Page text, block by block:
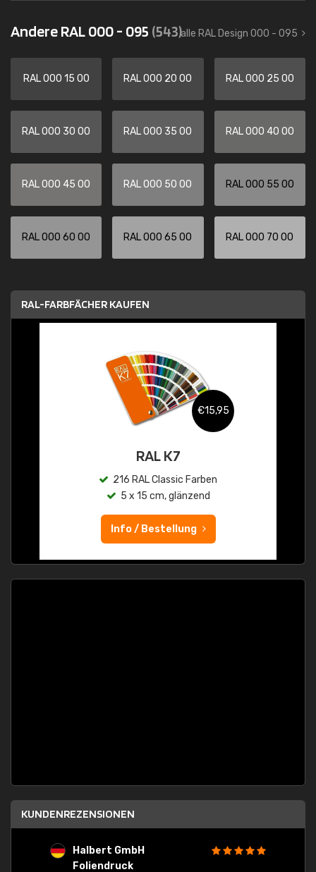
Andere RAL 000 - 095 (543)alle RAL Design 000 - 095
RAL 000 15 00 RAL 000 20 00 RAL 000 25 00
RAL 000 30 00 RAL 000 35 00 RAL 000 40 00
RAL 000 45 00 RAL 000 50 00 RAL 000 55 00
RAL 000 60 00 RAL 000 65 00 RAL 000 70 00
RAL-FARBFÄCHER KAUFEN
€15,95
RAL K7
216 RAL Classic Farben
5 x 15 cm, glänzend
Info / Bestellung
KUNDENREZENSIONEN
Halbert GmbH
Foliendruck